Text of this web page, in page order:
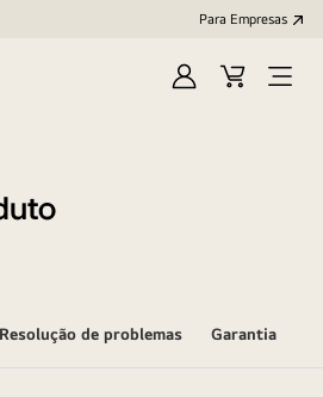
Para Empresas
IniciarCart
Open
Resolução de problemas Garantia